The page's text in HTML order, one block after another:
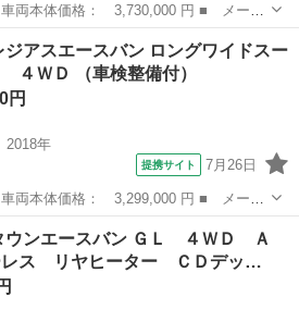
ＦＪクルーザー ■ グレード名： ブ
１７インチアルミ ジオランダージオ
ジアスエースバン ロングワイドスー
４ＷＤ （車検整備付）
円
2018年
提携サイト 7月26日
レジアスエースバン ■ グレード
ＧＬ ４ＷＤ ■ 排気量： 2700cc ■
ウンエースバン ＧＬ ４ＷＤ Ａ
ス リヤヒーター ＣＤデッ…